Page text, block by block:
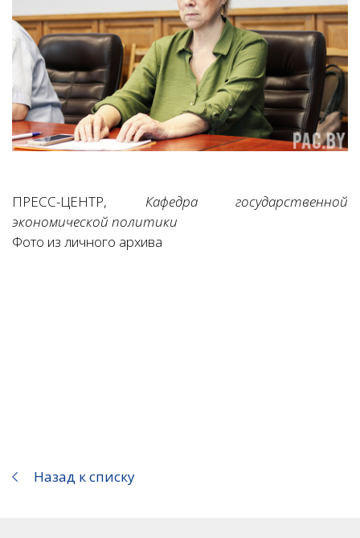
ПРЕСС-ЦЕНТР, Кафедра государственной
экономической политики
Фото из личного архива
Назад к списку